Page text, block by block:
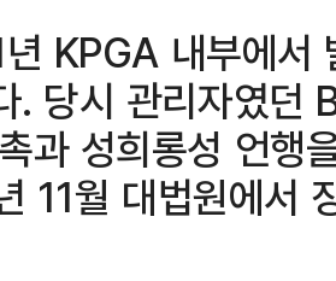
KPGA 내부에서
. 당시 관리자였던
과 성희롱성 언행
11월 대법원에서